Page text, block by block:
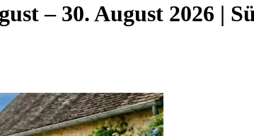
– 30. August 2026 |